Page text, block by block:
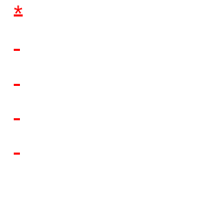
*